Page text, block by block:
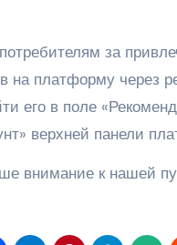
за
на платформу через
его в поле
верхней панели
внимание к нашей